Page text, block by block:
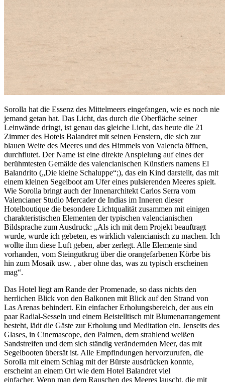
Sorolla hat die Essenz des Mittelmeers eingefangen, wie es noch nie
jemand getan hat. Das Licht, das durch die Oberfläche seiner
Leinwände dringt, ist genau das gleiche Licht, das heute die 21
Zimmer des Hotels Balandret mit seinen Fenstern, die sich zur
blauen Weite des Meeres und des Himmels von Valencia öffnen,
durchflutet. Der Name ist eine direkte Anspielung auf eines der
berühmtesten Gemälde des valencianischen Künstlers namens El
Balandrito („Die kleine Schaluppe“;), das ein Kind darstellt, das mit
einem kleinen Segelboot am Ufer eines pulsierenden Meeres spielt.
Wie Sorolla bringt auch der Innenarchitekt Carlos Serra vom
Valencianer Studio Mercader de Indias im Inneren dieser
Hotelboutique die besondere Lichtqualität zusammen mit einigen
charakteristischen Elementen der typischen valencianischen
Bildsprache zum Ausdruck: „Als ich mit dem Projekt beauftragt
wurde, wurde ich gebeten, es wirklich valencianisch zu machen. Ich
wollte ihm diese Luft geben, aber zerlegt. Alle Elemente sind
vorhanden, vom Steingutkrug über die orangefarbenen Körbe bis
hin zum Mosaik usw. , aber ohne das, was zu typisch erscheinen
mag“.
Das Hotel liegt am Rande der Promenade, so dass nichts den
herrlichen Blick von den Balkonen mit Blick auf den Strand von
Las Arenas behindert. Ein einfacher Erholungsbereich, der aus ein
paar Radial-Sesseln und einem Beistelltisch mit Blumenarrangement
besteht, lädt die Gäste zur Erholung und Meditation ein. Jenseits des
Glases, in Cinemascope, den Palmen, dem strahlend weißen
Sandstreifen und dem sich ständig verändernden Meer, das mit
Segelbooten übersät ist. Alle Empfindungen hervorzurufen, die
Sorolla mit einem Schlag mit der Bürste ausdrücken konnte,
erscheint an einem Ort wie dem Hotel Balandret viel
einfacher. Wenn man dem Rauschen des Meeres lauscht, die mit